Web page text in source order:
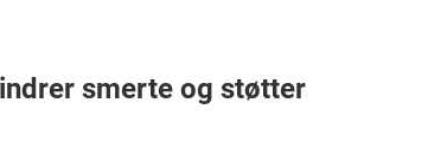
smerte og støtter